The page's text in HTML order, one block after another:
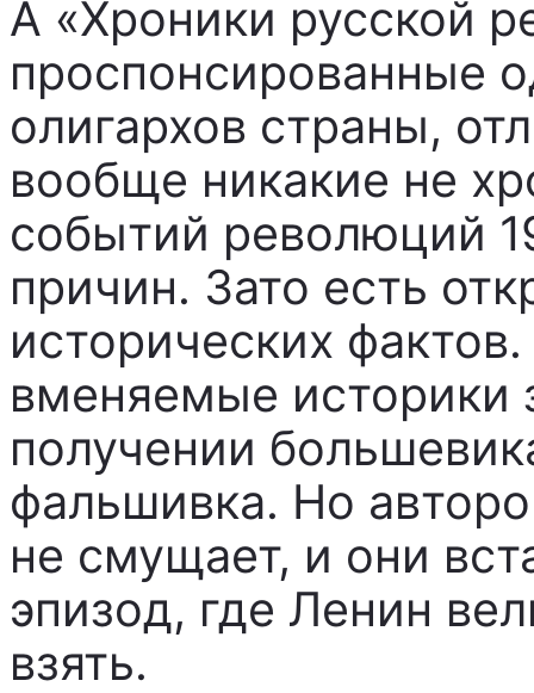
А «Хроники русской
проспонсированные
олигархов страны,
вообще никакие не
событий революций
причин. Зато есть
исторических
вменяемые историки
получении
фальшивка. Но
не смущает, и они
эпизод, где Ленин
взять.